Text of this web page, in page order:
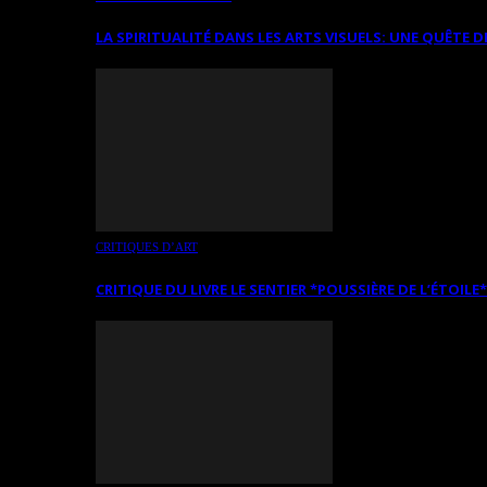
LA SPIRITUALITÉ DANS LES ARTS VISUELS: UNE QUÊTE
CRITIQUES D’ART
CRITIQUE DU LIVRE LE SENTIER *POUSSIÈRE DE L’ÉTOILE*